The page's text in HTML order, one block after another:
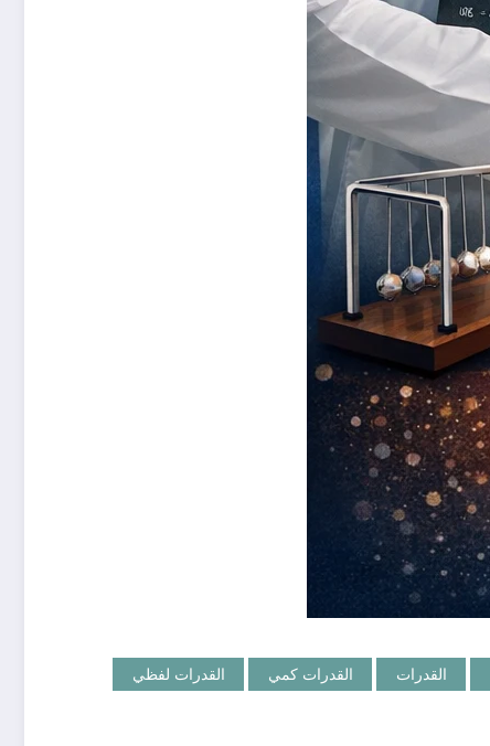
القدرات القدرات كمي
القدرات لفظي